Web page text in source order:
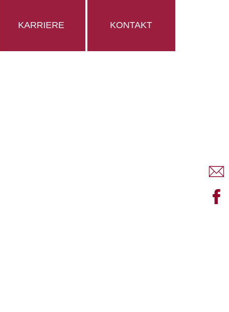
KARRIERE KONTAKT